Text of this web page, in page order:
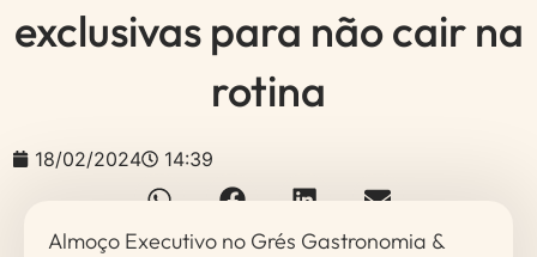
exclusivas para não cair na
rotina
18/02/2024 14:39
Almoço Executivo no Grés Gastronomia &